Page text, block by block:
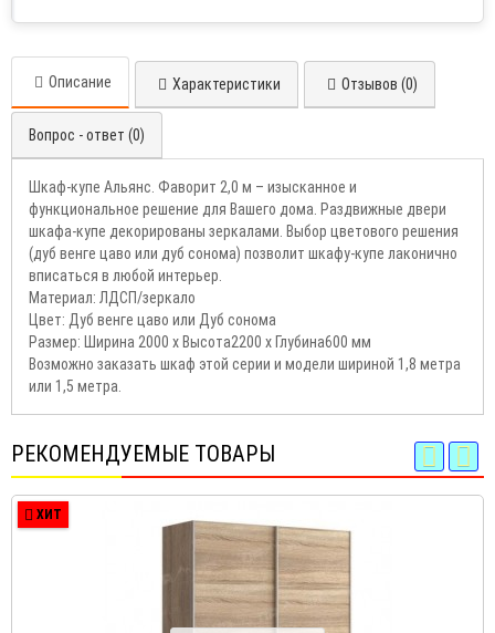
Описание Характеристики Отзывов (0)
Вопрос - ответ (0)
Шкаф-купе Альянс. Фаворит 2,0 м – изысканное и
функциональное решение для Вашего дома. Раздвижные двери
шкафа-купе декорированы зеркалами. Выбор цветового решения
(дуб венге цаво или дуб сонома) позволит шкафу-купе лаконично
вписаться в любой интерьер.
Материал: ЛДСП/зеркало
Цвет: Дуб венге цаво или Дуб сонома
Размер: Ширина 2000 х Высота2200 х Глубина600 мм
Возможно заказать шкаф этой серии и модели шириной 1,8 метра
или 1,5 метра.
РЕКОМЕНДУЕМЫЕ ТОВАРЫ
ХИТ